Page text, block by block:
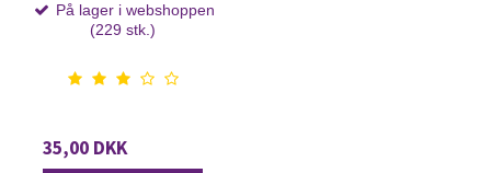
På lager i webshoppen
(229 stk.)
35,00 DKK